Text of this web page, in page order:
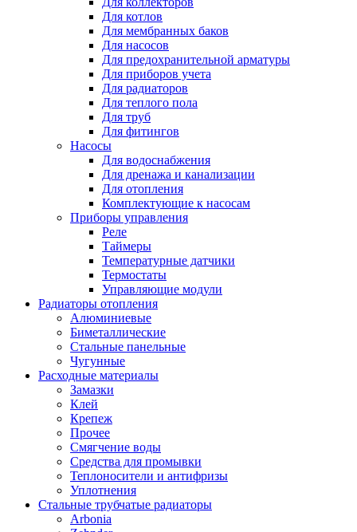
Для котлов
Для мембранных баков
Для насосов
Для предохранительной арматуры
Для приборов учета
Для радиаторов
Для теплого пола
Для труб
Для фитингов
Насосы
Для водоснабжения
Для дренажа и канализации
Для отопления
Комплектующие к насосам
Приборы управления
Реле
Таймеры
Температурные датчики
Термостаты
Управляющие модули
Радиаторы отопления
Алюминиевые
Биметаллические
Стальные панельные
Чугунные
Расходные материалы
Замазки
Клей
Крепеж
Прочее
Смягчение воды
Средства для промывки
Теплоносители и антифризы
Уплотнения
Стальные трубчатые радиаторы
Arbonia